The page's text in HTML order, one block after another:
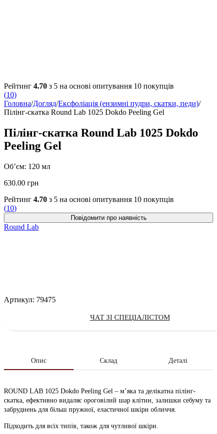
Рейтинг 4.70 з 5 на основі опитування 10 покупців
(10)
Головна/Догляд/Ексфоліація (ензимні пудри, скатки, педи)/
Пілінг-скатка Round Lab 1025 Dokdo Peeling Gel
Пілінг-скатка Round Lab 1025 Dokdo
Peeling Gel
Об’єм: 120 мл
630.00 грн
Рейтинг 4.70 з 5 на основі опитування 10 покупців
(10)
Round Lab
Артикул: 79475
ЧАТ ЗІ СПЕЦІАЛІСТОМ
Опис Склад Деталі
ROUND LAB 1025 Dokdo Peeling Gel – м’яка та делікатна пілінг-
скатка, ефективно видаляє ороговілий шар клітин, залишки себуму та
забруднень для більш пружної, еластичної шкіри обличчя.
Підходить для всіх типів, також для чутливої ​​шкіри.